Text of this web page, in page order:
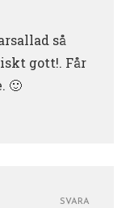
så
gott!. Får
🙂
SVARA